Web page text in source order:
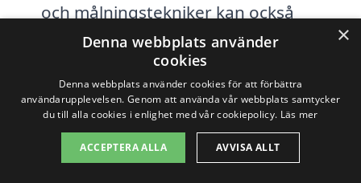
och målningstekniker kan också
påverka priset. Att välja ekologiska
eller speciella färger kan kosta mer än
standardalternativ.
Storlek och layout:Köksstorleken och
den aktuella layouten är avgörande
×
Denna webbplats använder
cookies
Denna webbplats använder cookies för att förbättra
användarupplevelsen. Genom att använda vår webbplats samtycker
du till alla cookies i enlighet med vår cookiepolicy. Läs mer
ACCEPTERA ALLA AVVISA ALLT